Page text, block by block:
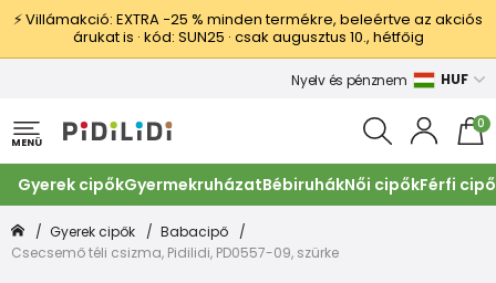
⚡ Villámakció: EXTRA −25 % minden termékre, beleértve az akciós
árukat is · kód: SUN25 · csak augusztus 10., hétfőig
Nyelv és pénznem HUF
MENÜ
0
Gyerek cipőkGyermekruházatBébiruhákNői cipőkFérfi
Gyerek cipők
Babacipő
Csecsemő téli csizma, Pidilidi, PD0557-09, szürke